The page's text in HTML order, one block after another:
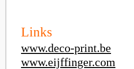
Links
www.deco-print.be
www.eijffinger.com